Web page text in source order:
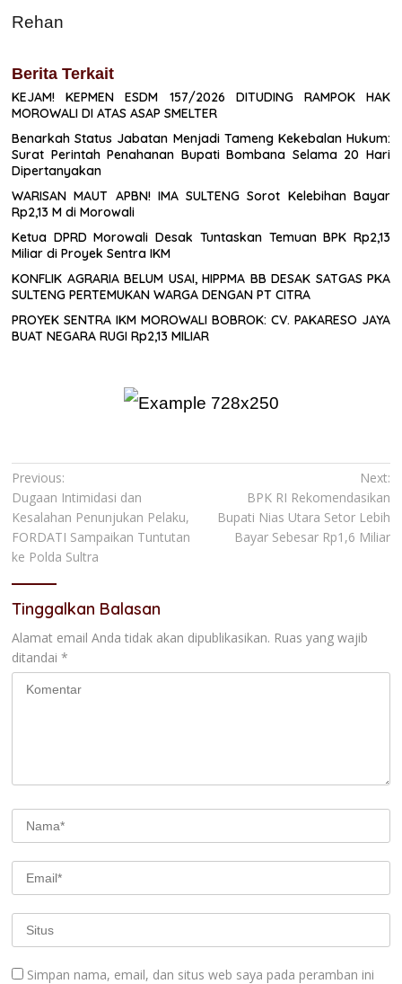
Rehan
Berita Terkait
KEJAM! KEPMEN ESDM 157/2026 DITUDING RAMPOK HAK
MOROWALI DI ATAS ASAP SMELTER
Benarkah Status Jabatan Menjadi Tameng Kekebalan Hukum:
Surat Perintah Penahanan Bupati Bombana Selama 20 Hari
Dipertanyakan
WARISAN MAUT APBN! IMA SULTENG Sorot Kelebihan Bayar
Rp2,13 M di Morowali
Ketua DPRD Morowali Desak Tuntaskan Temuan BPK Rp2,13
Miliar di Proyek Sentra IKM
KONFLIK AGRARIA BELUM USAI, HIPPMA BB DESAK SATGAS PKA
SULTENG PERTEMUKAN WARGA DENGAN PT CITRA
PROYEK SENTRA IKM MOROWALI BOBROK: CV. PAKARESO JAYA
BUAT NEGARA RUGI Rp2,13 MILIAR
Navigasi
pos
Previous:
Dugaan Intimidasi dan
Kesalahan Penunjukan Pelaku,
FORDATI Sampaikan Tuntutan
ke Polda Sultra
Next:
BPK RI Rekomendasikan
Bupati Nias Utara Setor Lebih
Bayar Sebesar Rp1,6 Miliar
Tinggalkan Balasan
Alamat email Anda tidak akan dipublikasikan. Ruas yang wajib
ditandai *
Simpan nama, email, dan situs web saya pada peramban ini